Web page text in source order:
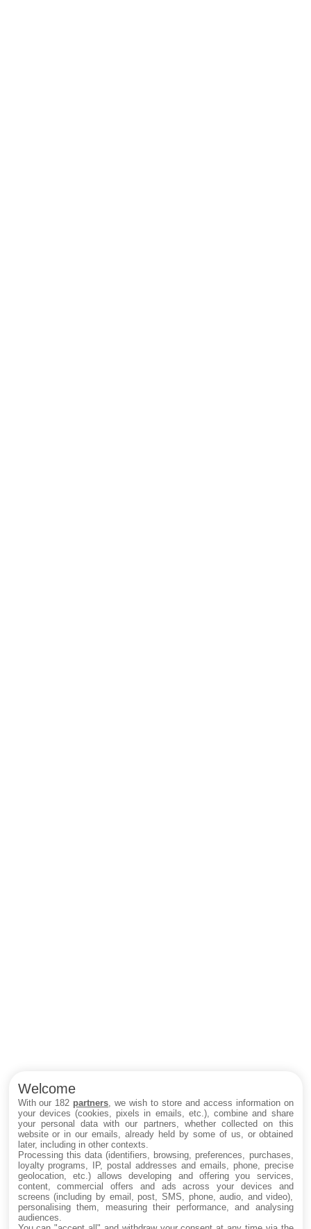
Welcome
With our 182 partners , we wish to store and access information on
your devices (cookies, pixels in emails, etc.), combine and share
your personal data with our partners, whether collected on this
website or in our emails, already held by some of us, or obtained
later, including in other contexts.
Processing this data (identifiers, browsing, preferences, purchases,
loyalty programs, IP, postal addresses and emails, phone, precise
geolocation, etc.) allows developing and offering you services,
content, commercial offers and ads across your devices and
screens (including by email, post, SMS, phone, audio, and video),
personalising them, measuring their performance, and analysing
audiences.